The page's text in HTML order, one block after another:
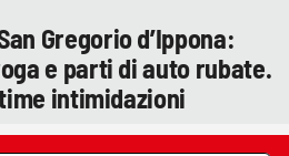
Gregorio d’Ippona:
e parti di auto rubate.
intimidazioni